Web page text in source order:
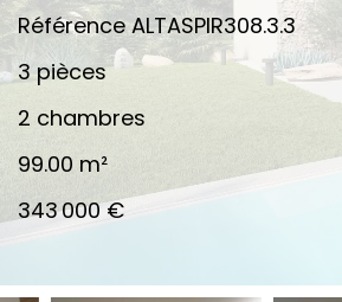
RéférenceALTASPIR308.3.3
3 pièces
2 chambres
99.00 m²
343 000 €